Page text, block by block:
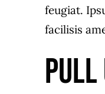
feugiat.
facilisis
Pull